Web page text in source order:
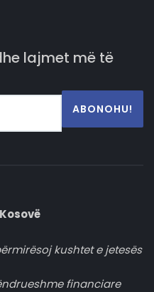
lajmet më të
ABONOHU!
kushtet e jetesës
financiare